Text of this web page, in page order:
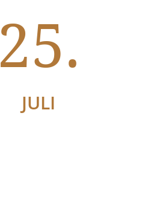
25.
JULI